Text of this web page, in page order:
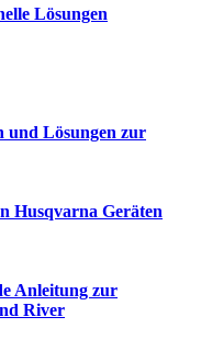
Lösungen
und Lösungen zur
Husqvarna Geräten
Anleitung zur
River